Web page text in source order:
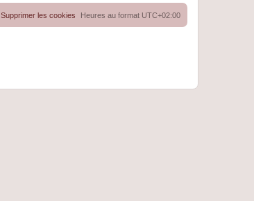
Heures au format UTC+02:00
Supprimer les cookies